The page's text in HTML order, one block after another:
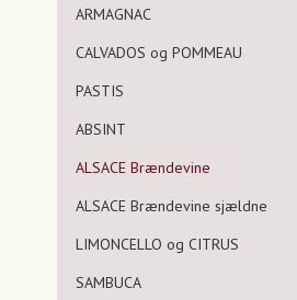
ARMAGNAC
CALVADOS og POMMEAU
PASTIS
ABSINT
ALSACE Brændevine
ALSACE Brændevine sjældne
LIMONCELLO og CITRUS
SAMBUCA